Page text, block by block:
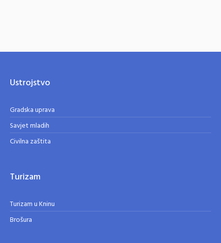
Ustrojstvo
Gradska uprava
Savjet mladih
Civilna zaštita
Turizam
Turizam u Kninu
Brošura